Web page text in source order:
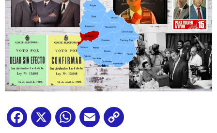
Facebook
X WhatsApp
Email